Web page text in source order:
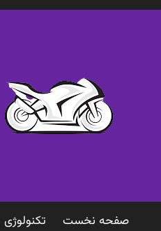
صفحه نخست تکنولوژی